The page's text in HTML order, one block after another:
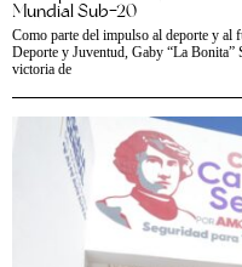
Mundial Sub-20
Como parte del impulso al deporte y al
Deporte y Juventud, Gaby “La Bonita”
victoria de